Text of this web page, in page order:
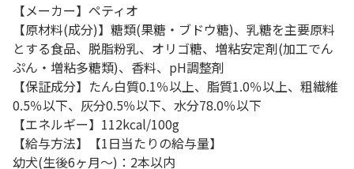
【メーカー】ペティオ
【原材料(成分)】糖類(果糖・ブドウ糖)、乳糖を主要原料
とする食品、脱脂粉乳、オリゴ糖、増粘安定剤(加工でん
ぷん・増粘多糖類)、香料、pH調整剤
【保証成分】たん白質0.1％以上、脂質1.0％以上、粗繊維
0.5％以下、灰分0.5％以下、水分78.0％以下
【エネルギー】112kcal/100g
【給与方法】【1日当たりの給与量】
幼犬(生後6ヶ月～)：2本以内